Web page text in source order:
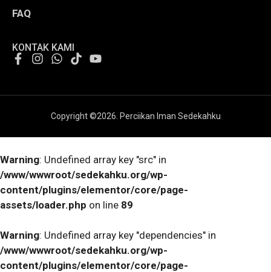
FAQ
KONTAK KAMI
Copyright ©2026 . Perciikan Iman Sedekahku
Warning: Undefined array key "src" in
/www/wwwroot/sedekahku.org/wp-
content/plugins/elementor/core/page-
assets/loader.php on line 89
Warning: Undefined array key "dependencies" in
/www/wwwroot/sedekahku.org/wp-
content/plugins/elementor/core/page-